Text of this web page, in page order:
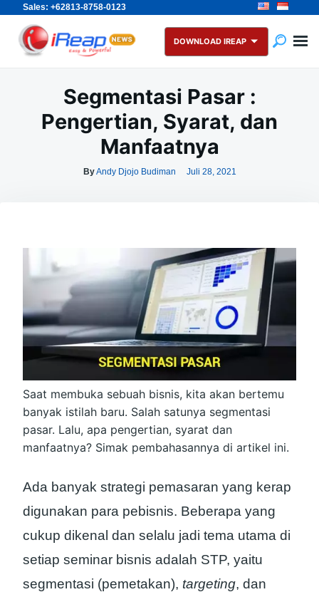
Sales: +62813-8758-0123
Skip
content
Search
for:
DOWNLOAD IREAP
Segmentasi Pasar :
Pengertian, Syarat, dan
Manfaatnya
ByAndy Djojo Budiman Juli 28, 2021
Saat membuka sebuah bisnis, kita akan bertemu
banyak istilah baru. Salah satunya segmentasi
pasar. Lalu, apa pengertian, syarat dan
manfaatnya? Simak pembahasannya di artikel ini.
Ada banyak strategi pemasaran yang kerap
digunakan para pebisnis. Beberapa yang
cukup dikenal dan selalu jadi tema utama di
setiap seminar bisnis adalah STP, yaitu
segmentasi (pemetakan), targeting, dan